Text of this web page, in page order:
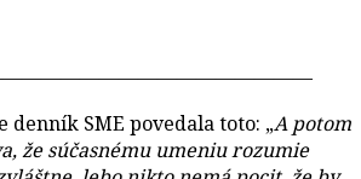
denník SME povedala toto: „A potom
že súčasnému umeniu rozumie